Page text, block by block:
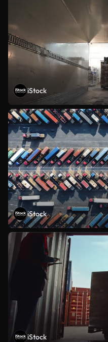
iStock
iStock
iStock